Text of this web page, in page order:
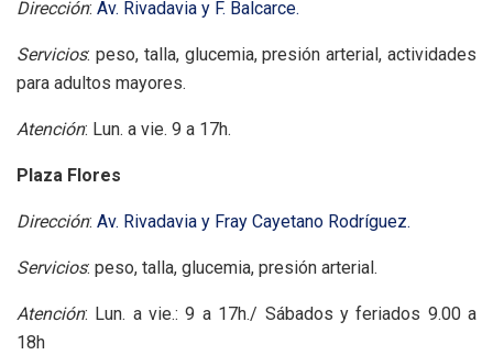
Dirección: Av. Rivadavia y F. Balcarce.
Servicios: peso, talla, glucemia, presión arterial, actividades
para adultos mayores.
Atención: Lun. a vie. 9 a 17h.
Plaza Flores
Dirección: Av. Rivadavia y Fray Cayetano Rodríguez.
Servicios: peso, talla, glucemia, presión arterial.
Atención: Lun. a vie.: 9 a 17h./ Sábados y feriados 9.00 a
18h